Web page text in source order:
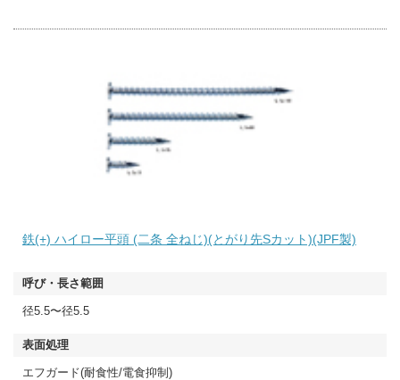
鉄(+) ハイロー平頭 (二条 全ねじ)(とがり先Sカット)(JPF製)
径5.5〜径5.5
エフガード(耐食性/電食抑制)